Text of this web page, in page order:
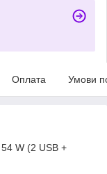
Оплата Умови
W (2 USB +